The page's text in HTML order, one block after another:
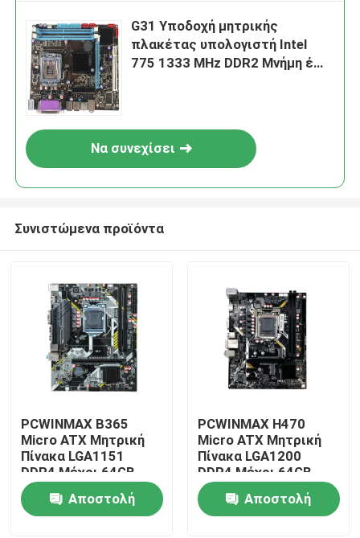
Σπίτι
Προϊόντα
G31 Υποδοχή μητρικής
πλακέτας υπολογιστή Intel
775 1333 MHz DDR2 Μνήμη έως
Να συνεχίσει
Συνιστώμενα προϊόντα
PCWINMAX B365
Micro ATX Μητρική
Πίνακα LGA1151
DDR4 Μέχρι 64GB
Υποστηρίζει 8η & 9η
Γενιά i3/i5/i7 CPUs
Υποστηρίζει
Αποστολή
PCWINMAX H470
Micro ATX Μητρική
Πίνακα LGA1200
DDR4 Μέχρι 64GB,
M.2 & PCIe
3.0Υποστηρίζει
επεξεργαστές Intel
Αποστολή